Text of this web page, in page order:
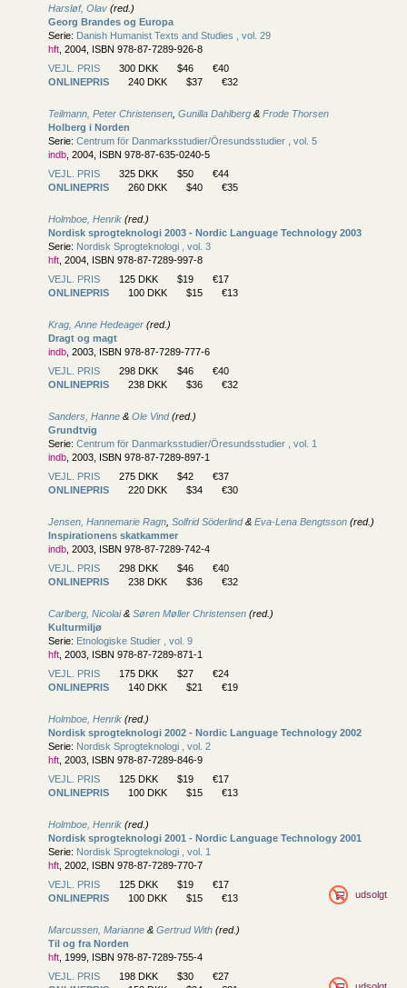
Harsløf, Olav (red.)
Georg Brandes og Europa
Serie: Danish Humanist Texts and Studies , vol. 29
hft , 2004, ISBN 978-87-7289-926-8
VEJL. PRIS
300 DKK $46
€40
ONLINEPRIS
240 DKK $37 €32
Teilmann, Peter Christensen Gunilla Dahlberg & Frode Thorsen
Holberg i Norden
Serie: Centrum för Danmarksstudier/Öresundsstudier , vol. 5
indb , 2004, ISBN 978-87-635-0240-5
VEJL. PRIS
325 DKK $50
€44
ONLINEPRIS
260 DKK $40 €35
Holmboe, Henrik (red.)
Nordisk sprogteknologi 2003 - Nordic Language Technology 2003
Serie: Nordisk Sprogteknologi , vol. 3
hft , 2004, ISBN 978-87-7289-997-8
VEJL. PRIS
125 DKK $19
€17
ONLINEPRIS
100 DKK $15 €13
Krag, Anne Hedeager (red.)
Dragt og magt
indb , 2003, ISBN 978-87-7289-777-6
VEJL. PRIS
298 DKK $46
€40
ONLINEPRIS
238 DKK $36 €32
Sanders, Hanne & Ole Vind(red.)
Grundtvig
Serie: Centrum för Danmarksstudier/Öresundsstudier , vol. 1
indb , 2003, ISBN 978-87-7289-897-1
VEJL. PRIS
275 DKK $42
€37
ONLINEPRIS
220 DKK $34 €30
Jensen, Hannemarie Ragn Solfrid Söderlind& Eva-Lena Bengtsson (red.)
Inspirationens skatkammer
indb , 2003, ISBN 978-87-7289-742-4
VEJL. PRIS
298 DKK $46
€40
ONLINEPRIS
238 DKK $36 €32
Carlberg, Nicolai& Søren Møller Christensen (red.)
Kulturmiljø
Serie: Etnologiske Studier , vol. 9
hft , 2003, ISBN 978-87-7289-871-1
VEJL. PRIS
175 DKK $27
€24
ONLINEPRIS
140 DKK $21 €19
Holmboe, Henrik (red.)
Nordisk sprogteknologi 2002 - Nordic Language Technology 2002
Serie: Nordisk Sprogteknologi , vol. 2
hft , 2003, ISBN 978-87-7289-846-9
VEJL. PRIS
125 DKK $19
€17
ONLINEPRIS
100 DKK $15 €13
Holmboe, Henrik (red.)
Nordisk sprogteknologi 2001 - Nordic Language Technology 2001
Serie: Nordisk Sprogteknologi , vol. 1
hft , 2002, ISBN 978-87-7289-770-7
VEJL. PRIS
125 DKK $19
€17
ONLINEPRIS
100 DKK $15 €13 udsolgt
Marcussen, Marianne & Gertrud With (red.)
Til og fra Norden
hft , 1999, ISBN 978-87-7289-755-4
VEJL. PRIS
198 DKK $30
€27
udsolgt